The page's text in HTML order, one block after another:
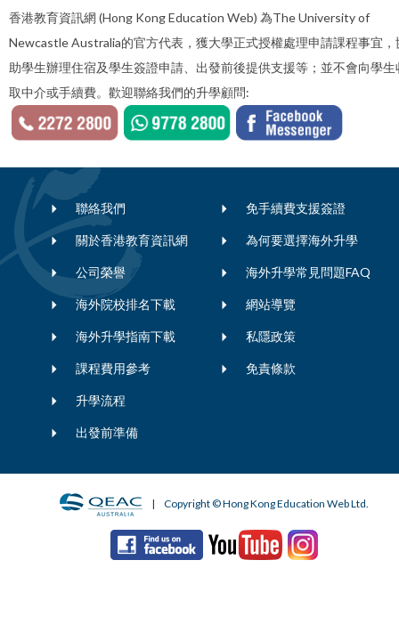
香港教育資訊網 (Hong Kong Education Web) 為The University of
Newcastle Australia的官方代表，獲大學正式授權處理申請課程事宜，
助學生辦理住宿及學生簽證申請、出發前後提供支援等；並不會向學生
取中介或手續費。歡迎聯絡我們的升學顧問:
聯絡我們
關於香港教育資訊網
公司榮譽
海外院校排名下載
海外升學指南下載
課程費用參考
升學流程
出發前準備
免手續費支援簽證
為何要選擇海外升學
海外升學常見問題FAQ
網站導覽
私隱政策
免責條款
| Copyright © Hong Kong Education Web Ltd.